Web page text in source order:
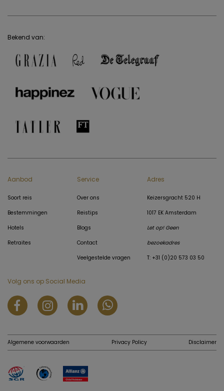
Bekend van:
Aanbod
Soort reis
Bestemmingen
Hotels
Retraites
Service
Over ons
Reistips
Blogs
Contact
Veelgestelde vragen
Adres
Keizersgracht 520 H
1017 EK Amsterdam
Let op! Geen
bezoekadres
T: +31 (0)20 573 03 50
Volg ons op Social Media
Algemene voorwaarden Privacy Policy Disclaimer